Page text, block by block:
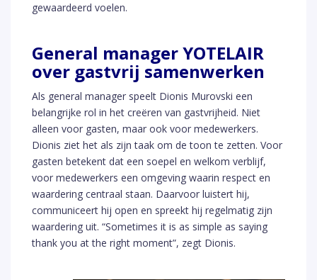
gewaardeerd voelen.
General manager YOTELAIR
over gastvrij samenwerken
Als general manager speelt Dionis Murovski een
belangrijke rol in het creëren van gastvrijheid. Niet
alleen voor gasten, maar ook voor medewerkers.
Dionis ziet het als zijn taak om de toon te zetten. Voor
gasten betekent dat een soepel en welkom verblijf,
voor medewerkers een omgeving waarin respect en
waardering centraal staan. Daarvoor luistert hij,
communiceert hij open en spreekt hij regelmatig zijn
waardering uit. “Sometimes it is as simple as saying
thank you at the right moment”, zegt Dionis.